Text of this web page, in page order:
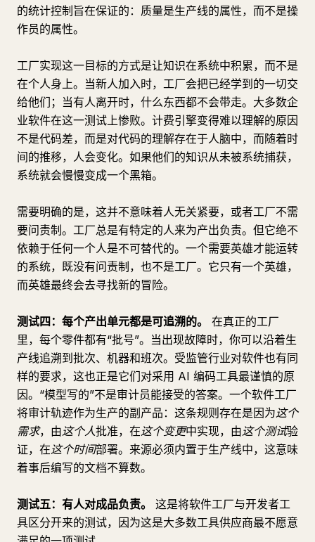
的统计控制旨在保证的：质量是生产线的属性，而不是操
作员的属性。
工厂实现这一目标的方式是让知识在系统中积累，而不是
在个人身上。当新人加入时，工厂会把已经学到的一切交
给他们；当有人离开时，什么东西都不会带走。大多数企
业软件在这一测试上惨败。计费引擎变得难以理解的原因
不是代码差，而是对代码的理解存在于人脑中，而随着时
间的推移，人会变化。如果他们的知识从未被系统捕获，
系统就会慢慢变成一个黑箱。
需要明确的是，这并不意味着人无关紧要，或者工厂不需
要问责制。工厂总是有特定的人来为产出负责。但它绝不
依赖于任何一个人是不可替代的。一个需要英雄才能运转
的系统，既没有问责制，也不是工厂。它只有一个英雄，
而英雄最终会去寻找新的冒险。
测试四：每个产出单元都是可追溯的。
在真正的工厂
里，每个零件都有“批号”。当出现故障时，你可以沿着生
产线追溯到批次、机器和班次。受监管行业对软件也有同
样的要求，这也正是它们对采用 AI 编码工具最谨慎的原
因。“模型写的”不是审计员能接受的答案。一个软件工厂
将审计轨迹作为生产的副产品：这条规则存在是因为这个
需求，由这个人批准，在这个变更中实现，由这个测试验
证，在这个时间部署。来源必须内置于生产线中，这意味
着事后编写的文档不算数。
测试五：有人对成品负责。
这是将软件工厂与开发者工
具区分开来的测试，因为这是大多数工具供应商最不愿意